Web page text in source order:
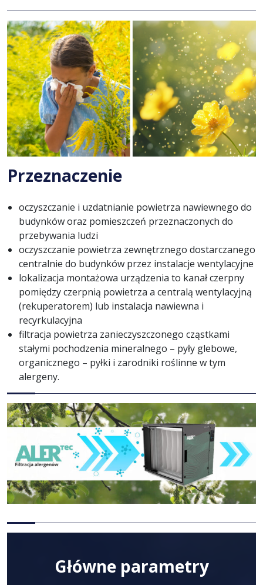
Przeznaczenie
oczyszczanie i uzdatnianie powietrza nawiewnego do
budynków oraz pomieszczeń przeznaczonych do
przebywania ludzi
oczyszczanie powietrza zewnętrznego dostarczanego
centralnie do budynków przez instalacje wentylacyjne
lokalizacja montażowa urządzenia to kanał czerpny
pomiędzy czerpnią powietrza a centralą wentylacyjną
(rekuperatorem) lub instalacja nawiewna i
recyrkulacyjna
filtracja powietrza zanieczyszczonego cząstkami
stałymi pochodzenia mineralnego – pyły glebowe,
organicznego – pyłki i zarodniki roślinne w tym
alergeny.
Główne parametry